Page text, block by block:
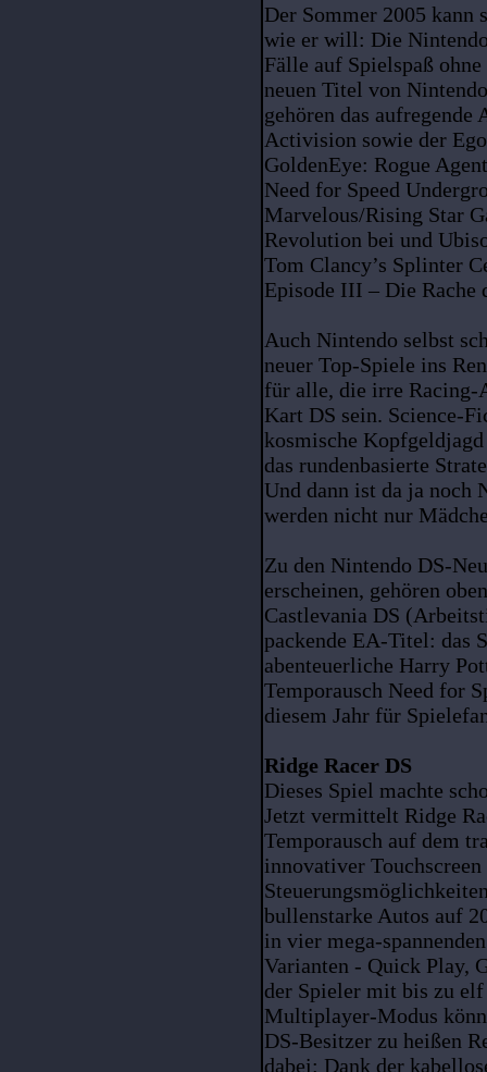
Der Sommer 2005 kann
wie er will: Die
Fälle auf Spielspaß
neuen Titel von
gehören das
Activision sowie der
GoldenEye: Rogue
Need for Speed
Marvelous/Rising Star
Revolution bei und
Tom Clancy’s Splinter
Episode III – Die Rache
Auch Nintendo selbst
neuer Top-Spiele ins
für alle, die irre
Kart DS sein. Science-
kosmische
das rundenbasierte
Und dann ist da ja noch
werden nicht nur
Zu den Nintendo DS-
erscheinen, gehören
Castlevania DS
packende EA-Titel: das
abenteuerliche Harry
Temporausch Need for
diesem Jahr für
Ridge Racer DS
Dieses Spiel machte
Jetzt vermittelt Ridge
Temporausch auf dem
innovativer
bullenstarke Autos auf
in vier mega-
Varianten - Quick Play,
der Spieler mit bis zu
Multiplayer-Modus
DS-Besitzer zu heißen
dabei: Dank der